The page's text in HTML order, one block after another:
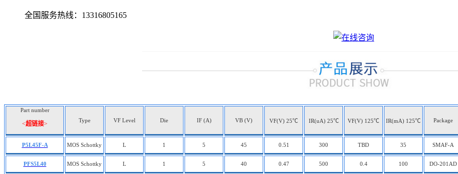
全国服务热线： 13316805165
Part number
<超链接>
Type VF Level Die IF (A) VB (V) VF(V) 25℃ IR(uA) 25℃ VF(V) 125℃ IR(mA) 125℃ Package
P5L45F-A MOS Schottky L 1 5 45 0.51 300 TBD 35 SMAF-A
PFS5L40 MOS Schottky L 1 5 40 0.47 500 0.4 100 DO-201AD